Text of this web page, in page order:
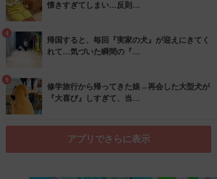
懐きすぎてしまい…反則…
4
帰国すると、毎回『実家の犬』が迎えにきてく
れて…気づいた瞬間の『…
5
修学旅行から帰ってきた娘→再会した大型犬が
『大喜び』しすぎて、当…
アプリでさらに表示